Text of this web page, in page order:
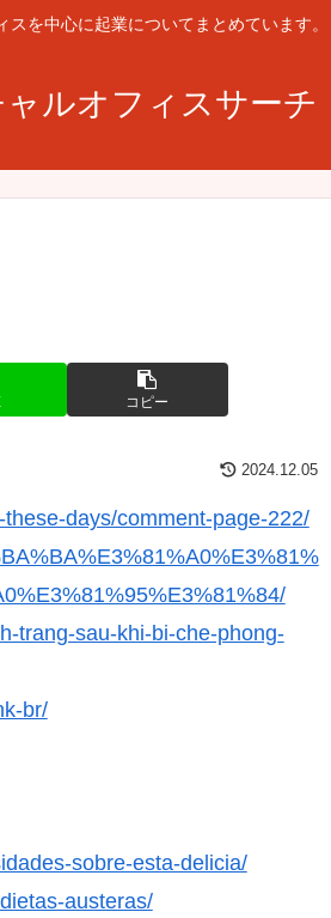
スを中心に起業についてまとめています。
ルオフィスサーチ
コピー
2024.12.05
days/comment-page-222/
trang-sau-khi-bi-che-phong-
br/
sobre-esta-delicia/
austeras/